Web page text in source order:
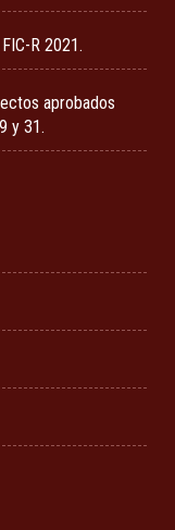
R 2021.
aprobados
y 31.